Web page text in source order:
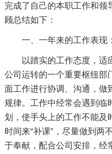
完成了自己的本职工作和领
顾总结如下：
一、一年来的工作表现：
以踏实的工作态度，适
公司运转的一个重要枢纽部
面工作进行协调、沟通，做
规律。工作中经常会遇到临
划，使手头上的工作不能及
时间来“补课”，尽量做到两
于奉献，配合公司安排，经